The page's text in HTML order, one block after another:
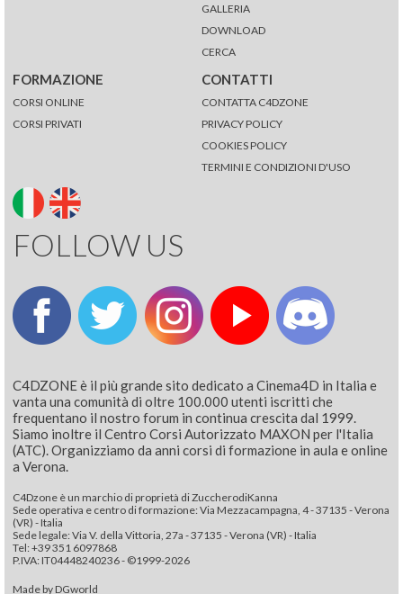
GALLERIA
DOWNLOAD
CERCA
FORMAZIONE
CORSI ONLINE
CORSI PRIVATI
CONTATTI
CONTATTA C4DZONE
PRIVACY POLICY
COOKIES POLICY
TERMINI E CONDIZIONI D'USO
FOLLOW US
C4DZONE è il più grande sito dedicato a Cinema4D in Italia e
vanta una comunità di oltre 100.000 utenti iscritti che
frequentano il nostro forum in continua crescita dal 1999.
Siamo inoltre il Centro Corsi Autorizzato MAXON per l'Italia
(ATC). Organizziamo da anni corsi di formazione in aula e online
a Verona.
C4Dzone è un marchio di proprietà di ZuccherodiKanna
Sede operativa e centro di formazione: Via Mezzacampagna, 4 - 37135 - Verona
(VR) - Italia
Sede legale: Via V. della Vittoria, 27a - 37135 - Verona (VR) - Italia
Tel: +39 351 6097868‬
P.IVA: IT04448240236 - ©1999-2026
Made by DGworld